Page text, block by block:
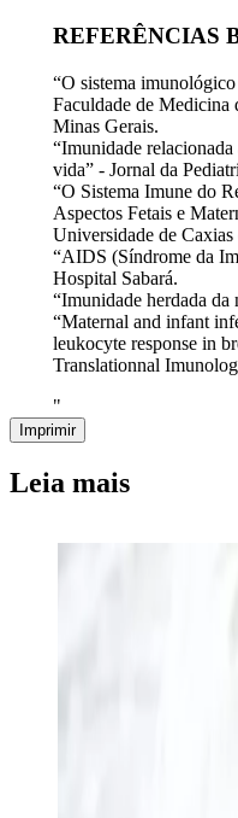
REFERÊNCIAS
“O sistema
Faculdade de Medicina
Minas Gerais.
“Imunidade
vida” - Jornal da
“O Sistema Imune do
Aspectos Fetais e
Universidade de Caxias
“AIDS (Síndrome da
Hospital Sabará.
“Imunidade herdada da
“Maternal and infant
leukocyte response in
Translationnal
"
Imprimir
Leia mais